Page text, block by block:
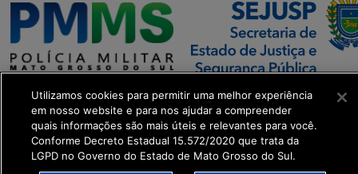
SETDIG | Secretaria-Executiva
de Transformação Digital
get_footer();
Utilizamos cookies para permitir uma melhor experiência
em nosso website e para nos ajudar a compreender
quais informações são mais úteis e relevantes para você.
Conforme Decreto Estadual 15.572/2020 que trata da
LGPD no Governo do Estado de Mato Grosso do Sul.